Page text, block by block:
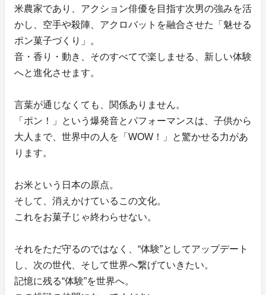
米農家であり、アクション俳優を目指す次男の強みを活
かし、空手や殺陣、アクロバットを融合させた「魅せる
ポン菓子づくり」。
音・香り・動き、そのすべてで楽しませる、新しい体験
へと進化させます。
言葉が通じなくても、関係ありません。
「ポン！」という爆発音とパフォーマンスは、子供から
大人まで、世界中の人を「WOW！」と驚かせる力があ
ります。
お米という日本の原点。
そして、消えかけているこの文化。
これをお菓子じゃ終わらせない。
それをただ守るのではなく、“体験”としてアップデート
し、次の世代、そして世界へ繋げていきたい。
記憶に残る“体験”を世界へ。